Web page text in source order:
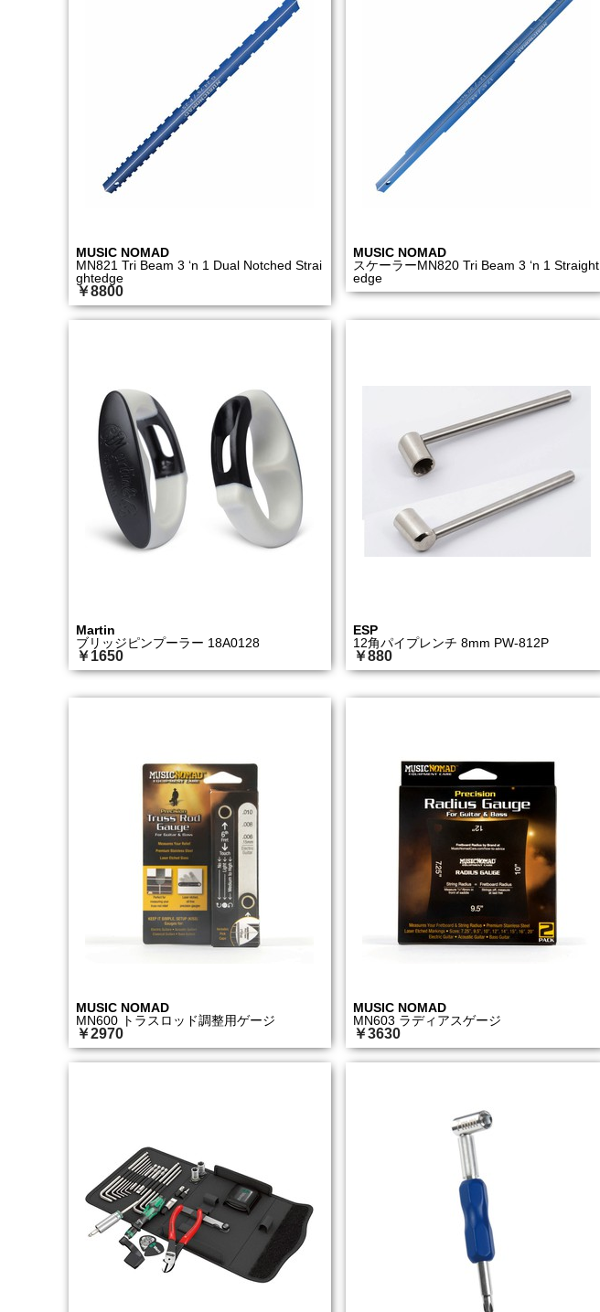
MUSIC NOMAD
MN821 Tri Beam 3 ‘n 1 Dual Notched Strai
ghtedge
￥8800
MUSIC NOMAD
スケーラーMN820 Tri Beam 3 ‘n 1 Straight
edge
Martin
ブリッジピンプーラー 18A0128
￥1650
ESP
12角パイプレンチ 8mm PW-812P
￥880
MUSIC NOMAD
MN600 トラスロッド調整用ゲージ
￥2970
MUSIC NOMAD
MN603 ラディアスゲージ
￥3630